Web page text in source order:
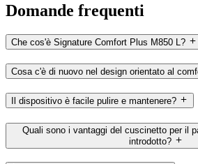
Domande frequenti
Che cos'è Signature Comfort Plus M850 L?
Cosa c'è di nuovo nel design orientato al
Il dispositivo è facile pulire e mantenere?
Quali sono i vantaggi del cuscinetto per il
introdotto?